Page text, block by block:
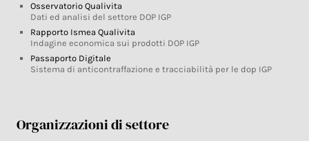
Osservatorio Qualivita
Dati ed analisi del settore DOP IGP
Rapporto Ismea Qualivita
Indagine economica sui prodotti DOP IGP
Passaporto Digitale
Sistema di anticontraffazione e tracciabilità per le dop IGP
Organizzazioni di settore